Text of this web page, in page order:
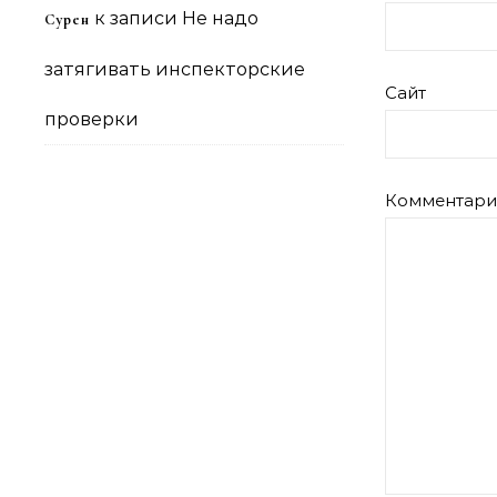
Сурен к записи Не надо
затягивать инспекторские
проверки
Сайт